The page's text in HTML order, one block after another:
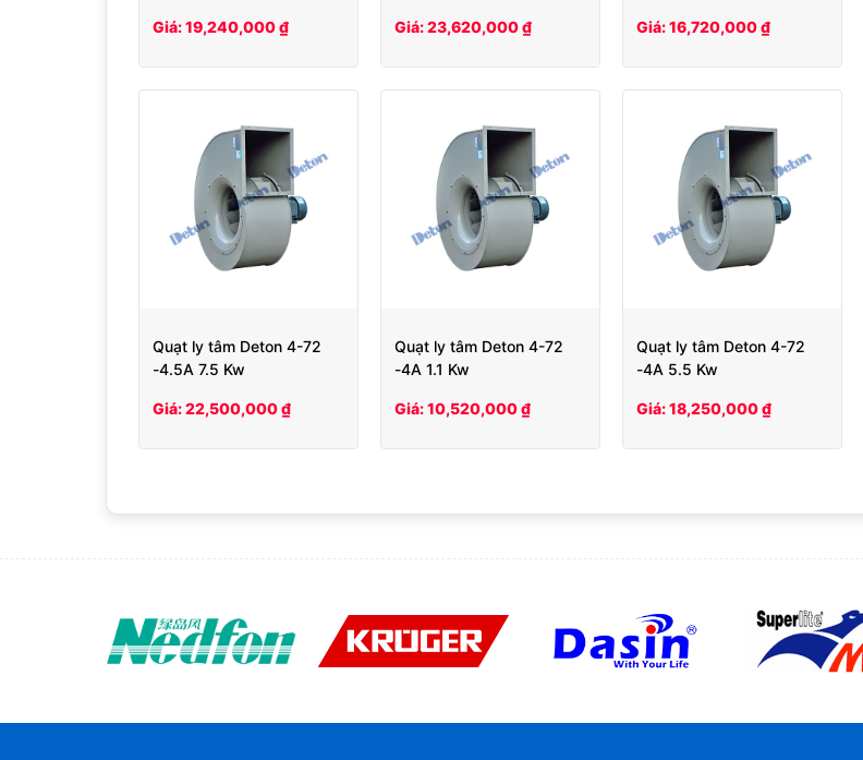
Giá: 19,240,000 ₫ Giá: 23,620,000 ₫ Giá: 16,720,000 ₫
Quạt ly tâm Deton 4-72
-4.5A 7.5 Kw
Giá: 22,500,000 ₫
Quạt ly tâm Deton 4-72
-4A 1.1 Kw
Giá: 10,520,000 ₫
Quạt ly tâm Deton 4-72
-4A 5.5 Kw
Giá: 18,250,000 ₫